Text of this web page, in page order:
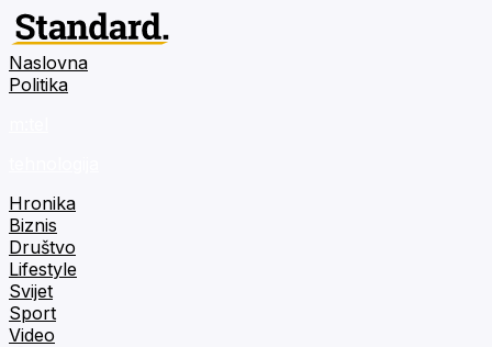
Naslovna
Politika
Hronika
Biznis
Društvo
Lifestyle
Svijet
Sport
Video